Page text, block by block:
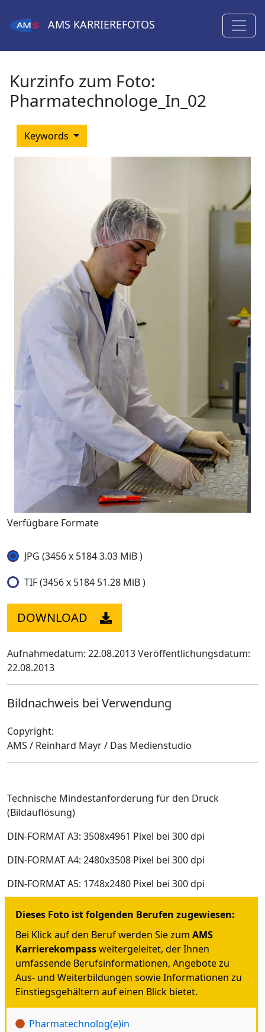
AMS KARRIEREFOTOS
Kurzinfo zum Foto:
Pharmatechnologe_In_02
Keywords
Verfügbare Formate
JPG (3456 x 5184 3.03 MiB )
TIF (3456 x 5184 51.28 MiB )
DOWNLOAD
Aufnahmedatum: 22.08.2013Veröffentlichungsdatum:
22.08.2013
Bildnachweis bei Verwendung
Copyright:
AMS / Reinhard Mayr / Das Medienstudio
Technische Mindestanforderung für den Druck
(Bildauflösung)
DIN-FORMAT A3: 3508x4961 Pixel bei 300 dpi
DIN-FORMAT A4: 2480x3508 Pixel bei 300 dpi
DIN-FORMAT A5: 1748x2480 Pixel bei 300 dpi
Dieses Foto ist folgenden Berufen zugewiesen:
Bei Klick auf den Beruf werden Sie zum AMS
Karrierekompassweitergeleitet, der Ihnen
umfassende Berufsinformationen, Angebote zu
Aus- und Weiterbildungen sowie Informationen zu
Einstiegsgehältern auf einen Blick bietet.
Pharmatechnolog(e)in